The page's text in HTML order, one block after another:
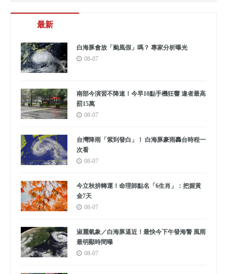
最新
白海豚會放「颱風假」嗎？ 專家分析曝光
08-07
南部今演習不降速！今早10點手機狂響 違者最高
罰15萬
08-07
台灣降雨「紫到發白」！ 白海豚豪雨轟台時程一
次看
08-07
今立秋拚轉運！命理師點名「6生肖」：把握黃
金7天
08-07
淑麗氣象／白海豚逼近！最快今下午發海警 風雨
最明顯時間曝
08-07